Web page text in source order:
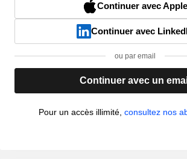
Continuer avec Apple
Continuer avec
ou par email
Continuer avec un
Pour un accès illimité, consultez nos